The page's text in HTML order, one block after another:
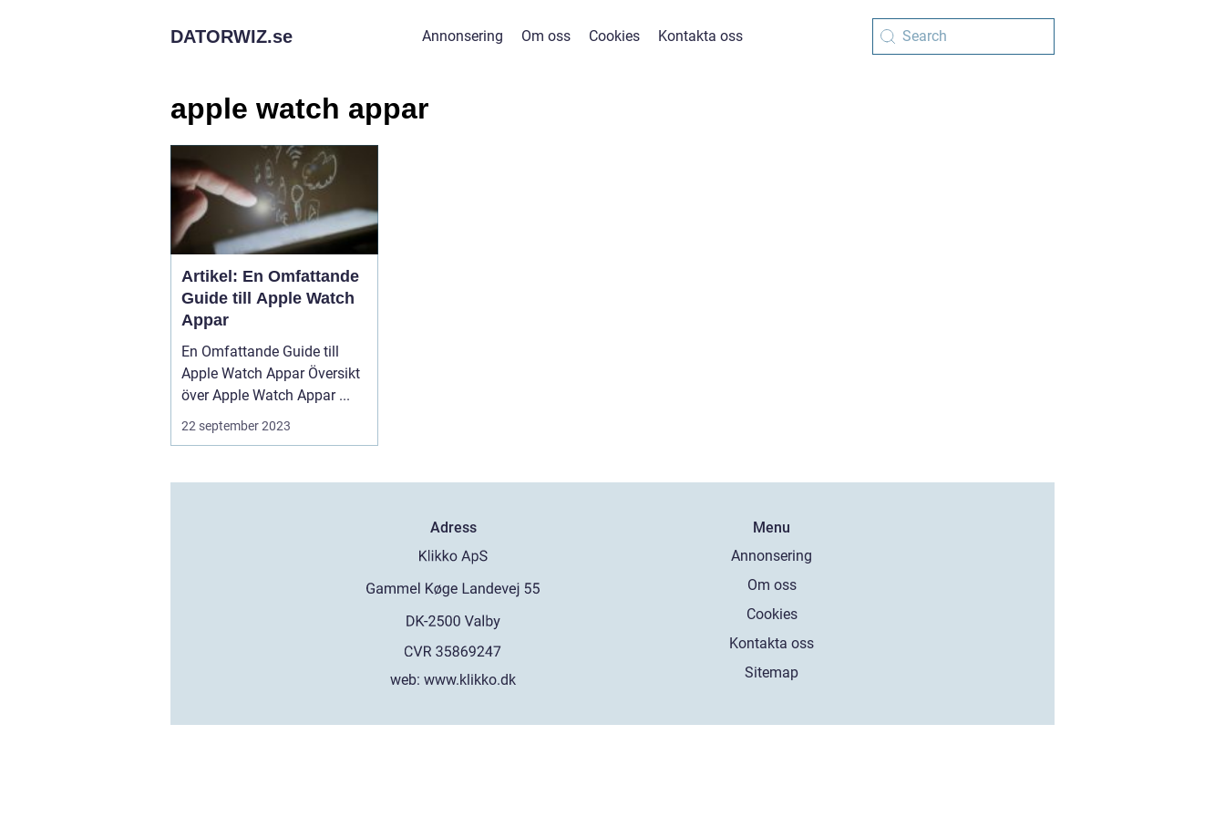
DATORWIZ.se Annonsering Om oss Cookies Kontakta oss
apple watch appar
Artikel: En Omfattande
Guide till Apple Watch
Appar
En Omfattande Guide till
Apple Watch Appar Översikt
över Apple Watch Appar ...
22 september 2023
Adress
web:www.klikko.dk
Menu
Annonsering
Om oss
Cookies
Kontakta oss
Sitemap